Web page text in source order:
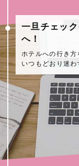
一旦チェッ
へ！
ホテルへの行き方
いつもどおり迷